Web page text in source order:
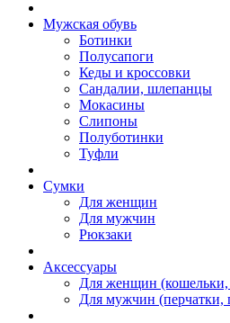
Мужская обувь
Ботинки
Полусапоги
Кеды и кроссовки
Сандалии, шлепанцы
Мокасины
Слипоны
Полуботинки
Туфли
Сумки
Для женщин
Для мужчин
Рюкзаки
Аксессуары
Для женщин
Для мужчин (перчатки,